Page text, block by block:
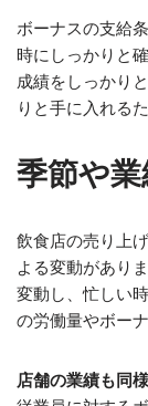
ボーナスの支給
時にしっかりと
成績をしっかり
りと手に入れる
季節や
飲食店の売り上
よる変動があり
変動し、忙しい
の労働量やボー
店舗の業績も同